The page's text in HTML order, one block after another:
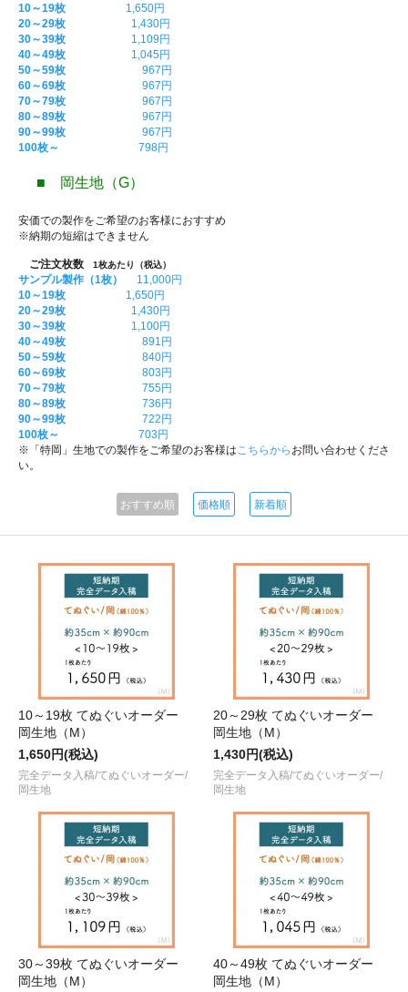
10～19枚 1,650円
20～29枚 1,430円
30～39枚 1,109円
40～49枚 1,045円
50～59枚 967円
60～69枚 967円
70～79枚 967円
80～89枚 967円
90～99枚 967円
100枚～
798円
■ 岡生地（G）
安価での製作をご希望のお客様におすすめ
※納期の短縮はできません
ご注文枚数 1枚あたり（税込）
サンプル製作（1枚）
11,000円
10～19枚 1,650円
20～29枚 1,430円
30～39枚 1,100円
40～49枚 891円
50～59枚 840円
60～69枚 803円
70～79枚 755円
80～89枚 736円
90～99枚 722円
100枚～
703円
※「特岡」生地での製作をご希望のお客様は こちらから お問い合わせくださ
い。
おすすめ順 価格順 新着順
10～19枚 てぬぐいオーダー
岡生地（M）
1,650円(税込)
完全データ入稿/てぬぐいオーダー/
岡生地
20～29枚 てぬぐいオーダー
岡生地（M）
1,430円(税込)
完全データ入稿/てぬぐいオーダー/
岡生地
30～39枚 てぬぐいオーダー
岡生地（M）
40～49枚 てぬぐいオーダー
岡生地（M）